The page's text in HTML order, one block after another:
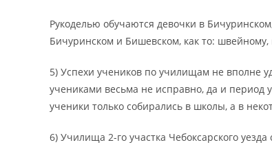
Рукоделью обучаются девочки в
Бичуринском и Бишевском, как то:
5) Успехи учеников по училищам не вполне
учениками весьма не исправно, да и период
ученики только собирались в школы, а в
6) Училища 2-го участка Чебоксарского